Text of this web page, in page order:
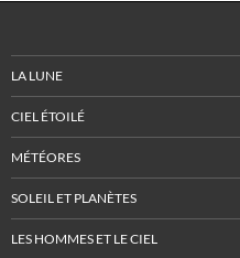
LA LUNE
CIEL ÉTOILÉ
MÉTÉORES
SOLEIL ET PLANÈTES
LES HOMMES ET LE CIEL